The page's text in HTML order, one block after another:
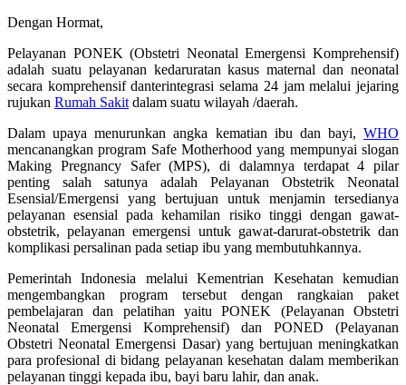
Dengan Hormat,
Pelayanan PONEK (Obstetri Neonatal Emergensi Komprehensif)
adalah suatu pelayanan kedaruratan kasus maternal dan neonatal
secara komprehensif danterintegrasi selama 24 jam melalui jejaring
rujukan Rumah Sakit dalam suatu wilayah /daerah.
Dalam upaya menurunkan angka kematian ibu dan bayi, WHO
mencanangkan program Safe Motherhood yang mempunyai slogan
Making Pregnancy Safer (MPS), di dalamnya terdapat 4 pilar
penting salah satunya adalah Pelayanan Obstetrik Neonatal
Esensial/Emergensi yang bertujuan untuk menjamin tersedianya
pelayanan esensial pada kehamilan risiko tinggi dengan gawat-
obstetrik, pelayanan emergensi untuk gawat-darurat-obstetrik dan
komplikasi persalinan pada setiap ibu yang membutuhkannya.
Pemerintah Indonesia melalui Kementrian Kesehatan kemudian
mengembangkan program tersebut dengan rangkaian paket
pembelajaran dan pelatihan yaitu PONEK (Pelayanan Obstetri
Neonatal Emergensi Komprehensif) dan PONED (Pelayanan
Obstetri Neonatal Emergensi Dasar) yang bertujuan meningkatkan
para profesional di bidang pelayanan kesehatan dalam memberikan
pelayanan tinggi kepada ibu, bayi baru lahir, dan anak.